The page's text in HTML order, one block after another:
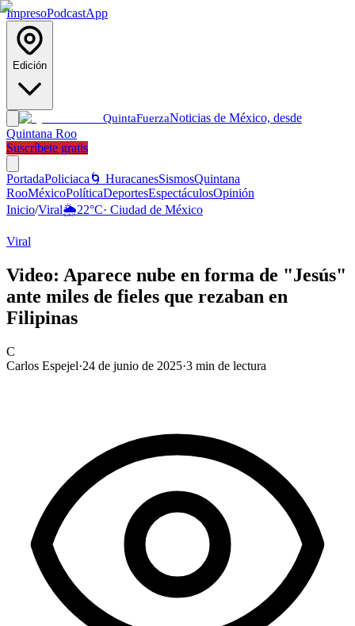
ImpresoPodcastApp
Edición
QuintaFuerzaNoticias de México, desde
Quintana Roo
Suscríbete gratis
PortadaPoliciaca 🌀 HuracanesSismosQuintana
RooMéxicoPolíticaDeportesEspectáculosOpinión
Inicio/Viral🌦️22°C· Ciudad de México
Viral
Video: Aparece nube en forma de "Jesús"
ante miles de fieles que rezaban en
Filipinas
C
Carlos Espejel·24 de junio de 2025·3 min de lectura